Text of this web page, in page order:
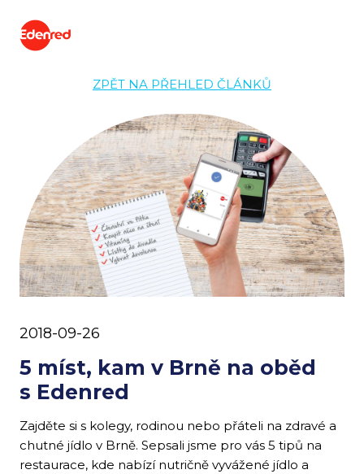
ZPĚT NA PŘEHLED ČLÁNKŮ
2018-09-26
5 míst, kam v Brně na oběd
s Edenred
Zajděte si s kolegy, rodinou nebo přáteli na zdravé a
chutné jídlo v Brně. Sepsali jsme pro vás 5 tipů na
restaurace, kde nabízí nutričně vyvážené jídlo a